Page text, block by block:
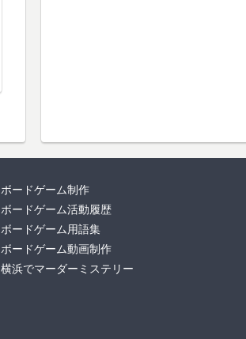
ボードゲーム制作
ボードゲーム活動履歴
ボードゲーム用語集
ボードゲーム動画制作
横浜でマーダーミステリー